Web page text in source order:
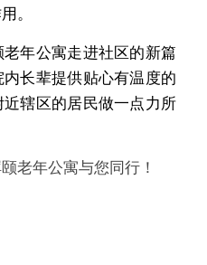
。
年公寓走进社区的新篇
长辈提供贴心有温度的
辖区的居民做一点力所
老年公寓与您同行！